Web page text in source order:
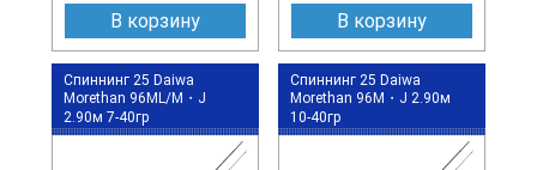
В корзину
В корзину
Спиннинг 25 Daiwa
Morethan 96ML/M・J
2.90м 7-40гр
Спиннинг 25 Daiwa
Morethan 96M・J 2.90м
10-40гр